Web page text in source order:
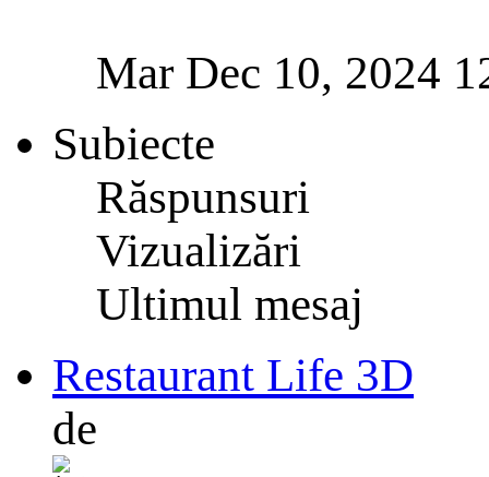
Mar Dec 10, 2024
Subiecte
Răspunsuri
Vizualizări
Ultimul mesaj
Restaurant Life 3D
de